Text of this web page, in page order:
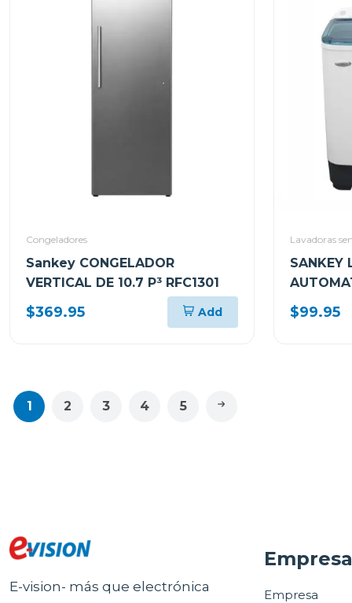
Congeladores
Sankey CONGELADOR
VERTICAL DE 10.7 P³ RFC1301
$369.95 Add
Lavadoras
SANKEY
WM7073
$99.95
1 2 3 4 5
E-vision- más que electrónica
Empresa
Empresa